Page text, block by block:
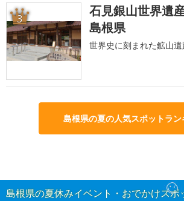
3
石見銀山世界遺
島根県
世界史に刻まれた鉱山
島根県の夏の人気スポットラン
島根県の夏休みイベント・おでかけスポ